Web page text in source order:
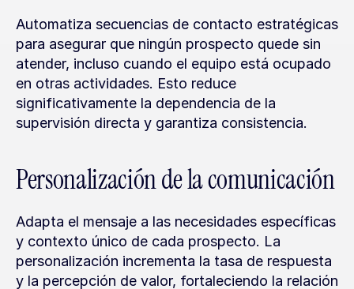
Automatiza secuencias de contacto estratégicas
para asegurar que ningún prospecto quede sin
atender, incluso cuando el equipo está ocupado
en otras actividades. Esto reduce
significativamente la dependencia de la
supervisión directa y garantiza consistencia.
Personalización de la comunicación
Adapta el mensaje a las necesidades específicas
y contexto único de cada prospecto. La
personalización incrementa la tasa de respuesta
y la percepción de valor, fortaleciendo la relación